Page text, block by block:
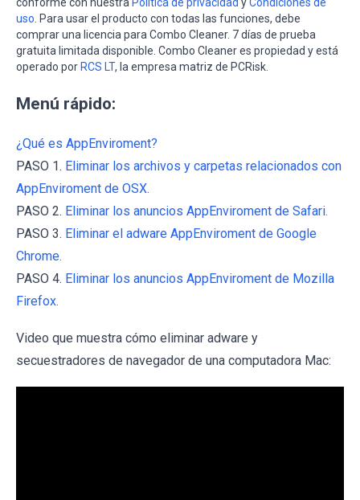
uso . Para usar el producto con todas las funciones, debe
comprar una licencia para Combo Cleaner. 7 días de prueba
gratuita limitada disponible. Combo Cleaner es propiedad y está
operado por RCS LT, la empresa matriz de PCRisk.
Menú rápido:
¿Qué es AppEnviroment?
PASO 1. Eliminar los archivos y carpetas relacionados con
AppEnviroment de OSX.
PASO 2. Eliminar los anuncios AppEnviroment de Safari.
PASO 3. Eliminar el adware AppEnviroment de Google
Chrome.
PASO 4. Eliminar los anuncios AppEnviroment de Mozilla
Firefox.
Video que muestra cómo eliminar adware y
secuestradores de navegador de una computadora Mac: